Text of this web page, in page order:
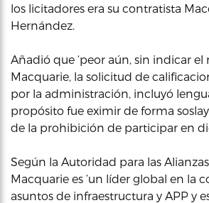
los licitadores era su contratista
Hernández.
Añadió que ‘peor aún, sin indicar
Macquarie, la solicitud de
por la administración, incluyó
propósito fue eximir de forma
de la prohibición de participar en
Según la Autoridad para las
Macquarie es ‘un líder global en la
asuntos de infraestructura y APP y